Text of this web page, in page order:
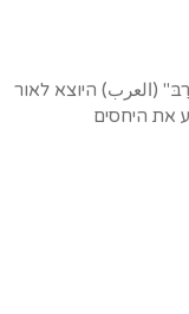
(العرب) היוצא לאור
את היחסים